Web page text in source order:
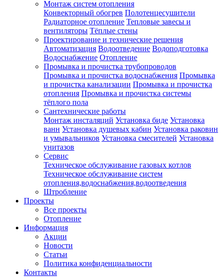
Монтаж систем отопления
Конвекторный обогрев Полотенцесушители
Радиаторное отопление Тепловые завесы и
вентиляторы Тёплые стены
Проектирование и технические решения
Автоматизация Водоотведение Водоподготовка
Водоснабжение Отопление
Промывка и прочистка трубопроводов
Промывка и прочистка водоснабжения Промывка
и прочистка канализации Промывка и прочистка
отопления Промывка и прочистка системы
тёплого пола
Сантехнические работы
Монтаж инсталяций Установка биде Установка
ванн Установка душевых кабин Установка раковин
и умывальников Установка смесителей Установка
унитазов
Сервис
Техническое обслуживание газовых котлов
Техническое обслуживание систем
отопления,водоснабжения,водоотведения
Штробление
Проекты
Все проекты
Отопление
Информация
Акции
Новости
Статьи
Политика конфиденциальности
Контакты